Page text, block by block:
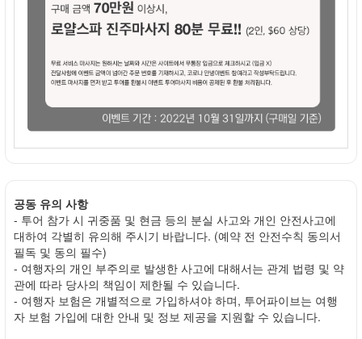
공동 유의 사항
- 투어 참가 시 귀중품 및 현금 등의 분실 사고와 개인 안전사고에
대하여 각별히 유의해 주시기 바랍니다. (예약 전 안전수칙 동의서
필독 및 동의 필수)
- 여행자의 개인 부주의로 발생한 사고에 대해서는 관계 법령 및 약
관에 따라 당사의 책임이 제한될 수 있습니다.
- 여행자 보험은 개별적으로 가입하셔야 하며, 투어파이브는 여행
자 보험 가입에 대한 안내 및 정보 제공을 지원할 수 있습니다.